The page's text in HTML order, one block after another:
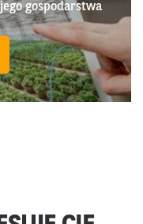
gospodarstwa